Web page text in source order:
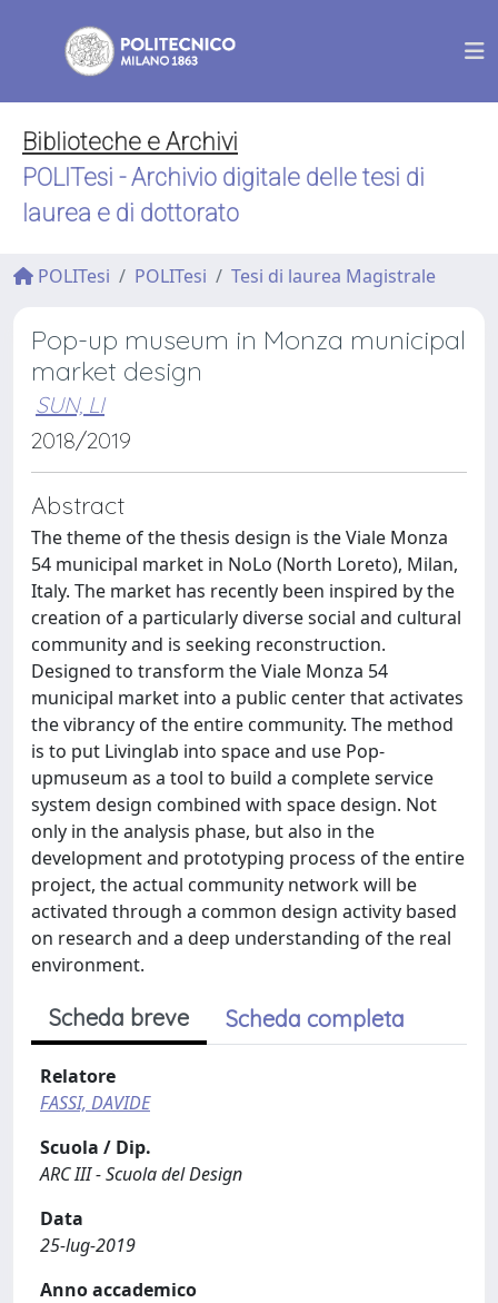
Biblioteche e Archivi
POLITesi - Archivio digitale delle tesi di
laurea e di dottorato
POLITesi POLITesi Tesi di laurea Magistrale
Pop-up museum in Monza municipal
market design
SUN, LI
2018/2019
Abstract
The theme of the thesis design is the Viale Monza
54 municipal market in NoLo (North Loreto), Milan,
Italy. The market has recently been inspired by the
creation of a particularly diverse social and cultural
community and is seeking reconstruction.
Designed to transform the Viale Monza 54
municipal market into a public center that activates
the vibrancy of the entire community. The method
is to put Livinglab into space and use Pop-
upmuseum as a tool to build a complete service
system design combined with space design. Not
only in the analysis phase, but also in the
development and prototyping process of the entire
project, the actual community network will be
activated through a common design activity based
on research and a deep understanding of the real
environment.
Scheda breve Scheda completa
Relatore
FASSI, DAVIDE
Scuola / Dip.
ARC III - Scuola del Design
Data
25-lug-2019
Anno accademico